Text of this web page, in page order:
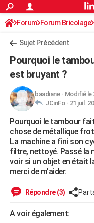
ACTUALITÉS
Politique
Société
Faits Divers
Education
Monde
Villes
+
Programme TV
Streaming
Cinéma
Sorties cinéma
Musique
FINANCE
Retraite
Impôts
Epargne
Immobilier
Risques naturels par ville
Banque
Assurance
Crédit
AUTO
Essais
Réserver un essai
Citadines
Berlines
SUV
Forum auto
HIGH-TECH
Mobiles
Meilleur smartphone
Internet
Ordinateurs
Jeux vidéo
Guide high-tech
+BRICOLAGE
Forum
Aménagement intérieur
Extérieur
Cuisine
Salle de bains
Jardinage
Rangement
WEEK-END
Guides de France
Escapades
Patrimoine
Expositions
Musées
Week-end nature
+LIFESTYLE
Art de vivre
Bien-être
Loisirs
Mode
Modes de vie
SANTE
Alimentation
Guide de la santé
Maladies
Médicaments
Sommeil
VOYAGE
Forum Forum Bricolage
Sujet Précédent
Pourquoi le
est bruyant ?
baadiane- Modifié le
JCinFo - 21 juil.
Pourquoi le tambour
chose de métallique
La machine a fini son
filtre, nettoyé. Passé la
voir si un objet en était
merci de m'aider.
Répondre (3)
A voir également: